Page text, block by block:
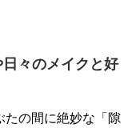
々のメイクと好
たの間に絶妙な「隙